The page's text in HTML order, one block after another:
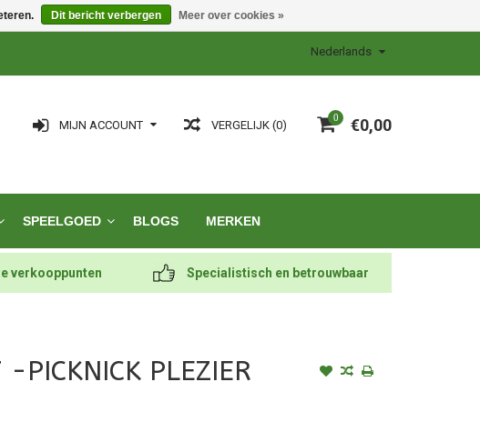
Nederlands
0 €0,00
VERGELIJK (0)
MIJN ACCOUNT
SPEELGOED BLOGS MERKEN
verkooppunten Specialistisch en betrouwbaar
PICKNICK PLEZIER
Dit bericht verbergen Meer over cookies »